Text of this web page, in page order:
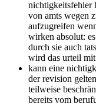
nichtigkeitsfehler
von amts wegen
aufzugreifen
wirken absolut:
durch sie auch
wird das urteil
kann eine
der revision
teilweise
bereits vom